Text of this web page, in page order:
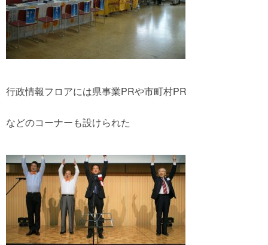
行政情報フロアには県事業PRや市町村PR
などのコーナーも設けられた